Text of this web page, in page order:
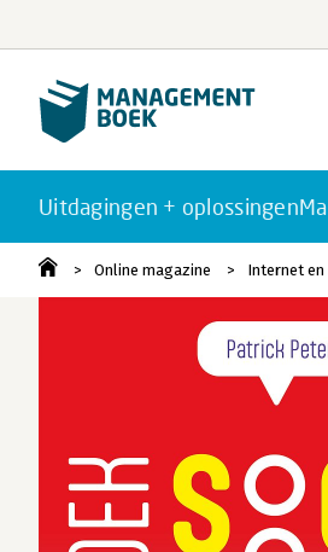
Uitdagingen + oplossingen
Online magazine Internet